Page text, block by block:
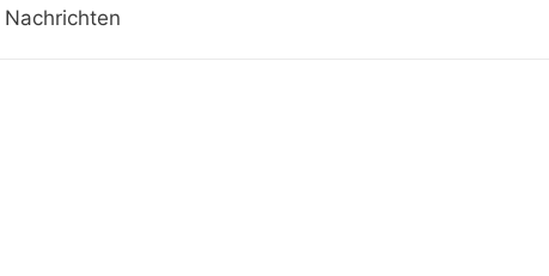
Nachrichten